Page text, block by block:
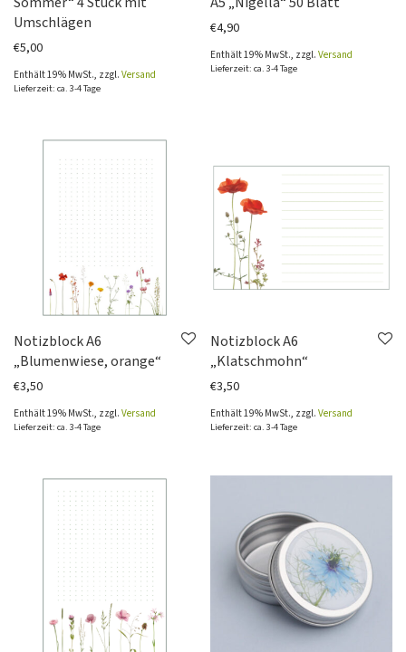
Umschlägen
€5,00
Enthält 19% MwSt., zzgl. Versand
Lieferzeit: ca. 3-4 Tage
€4,90
Enthält 19% MwSt., zzgl. Versand
Lieferzeit: ca. 3-4 Tage
Notizblock A6
„Blumenwiese, orange“
€3,50
Enthält 19% MwSt., zzgl. Versand
Lieferzeit: ca. 3-4 Tage
Notizblock A6
„Klatschmohn“
€3,50
Enthält 19% MwSt., zzgl. Versand
Lieferzeit: ca. 3-4 Tage